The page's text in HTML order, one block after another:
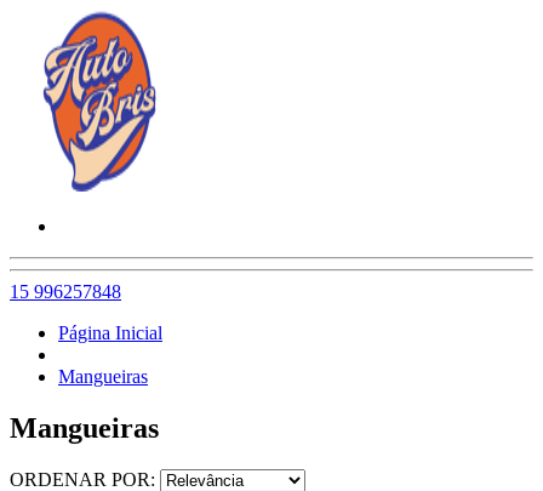
15 996257848
Página Inicial
Mangueiras
Mangueiras
ORDENAR POR: